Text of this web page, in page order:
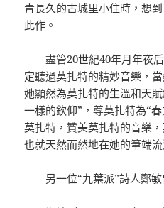
青長久的古城里小住時，想
此作。
盡管20世紀40年月年夜
定聽過莫扎特的精妙音樂，
她顯然為莫扎特的生溫和天
一樣的欽仰”，尊莫扎特為“
莫扎特，贊美莫扎特的音樂
也就天然而然地在她的筆端流
另一位“九葉派”詩人鄭